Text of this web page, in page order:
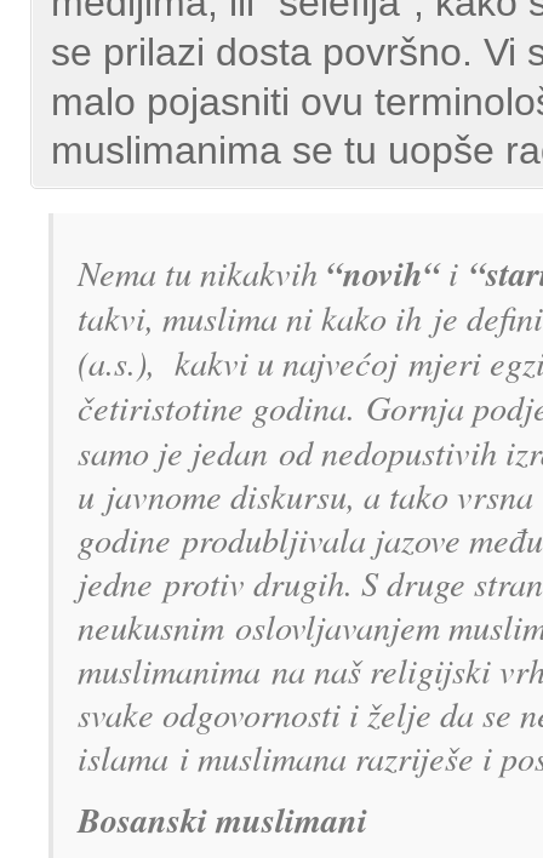
se prilazi dosta površno. Vi
malo pojasniti ovu
muslimanima se tu uopše
Nema tu nikakvih “novih“i
takvi, muslima ni kako ih je
(a.s.), kakvi u najvećoj mjeri
četiristotine godina. Gornja
samo je jedan od nedopustivih
u javnome diskursu, a tako vrsna
godine produbljivala jazove
jedne protiv drugih. S druge
neukusnim oslovljavanjem
muslimanima na naš religijski
svake odgovornosti i želje da se
islama i muslimana razriješe i
Bosanski muslimani